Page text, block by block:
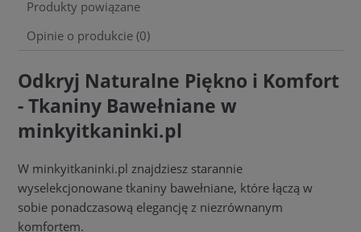
Produkty powiązane
Opinie o produkcie (0)
Odkryj Naturalne Piękno i Komfort
- Tkaniny Bawełniane w
minkyitkaninki.pl
W minkyitkaninki.pl znajdziesz starannie
wyselekcjonowane tkaniny bawełniane, które łączą w
sobie ponadczasową elegancję z niezrównanym
komfortem.